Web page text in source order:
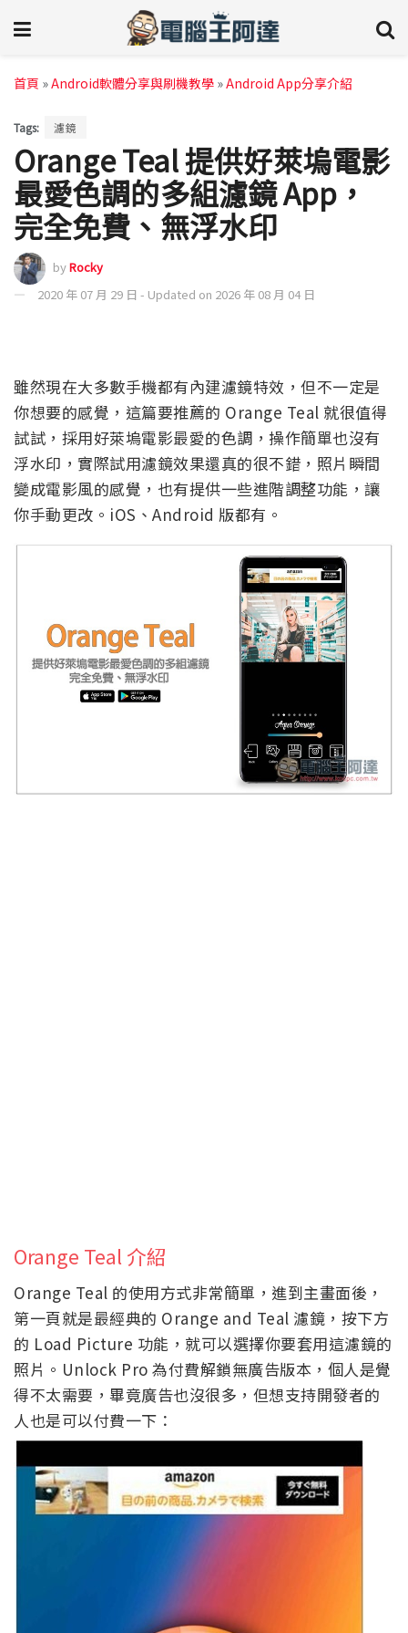
首頁 »Android軟體分享與刷機教學 »Android App分享介紹
Tags: 濾鏡
Orange Teal 提供好萊塢電影
最愛色調的多組濾鏡 App，
完全免費、無浮水印
byRocky
2020 年 07 月 29 日 - Updated on 2026 年 08 月 04 日
雖然現在大多數手機都有內建濾鏡特效，但不一定是
你想要的感覺，這篇要推薦的 Orange Teal 就很值得
試試，採用好萊塢電影最愛的色調，操作簡單也沒有
浮水印，實際試用濾鏡效果還真的很不錯，照片瞬間
變成電影風的感覺，也有提供一些進階調整功能，讓
你手動更改。iOS、Android 版都有。
Orange Teal 介紹
Orange Teal 的使用方式非常簡單，進到主畫面後，
第一頁就是最經典的 Orange and Teal 濾鏡，按下方
的 Load Picture 功能，就可以選擇你要套用這濾鏡的
照片。Unlock Pro 為付費解鎖無廣告版本，個人是覺
得不太需要，畢竟廣告也沒很多，但想支持開發者的
人也是可以付費一下：